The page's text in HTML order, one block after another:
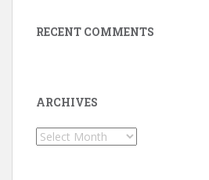
RECENT COMMENTS
ARCHIVES
Archives